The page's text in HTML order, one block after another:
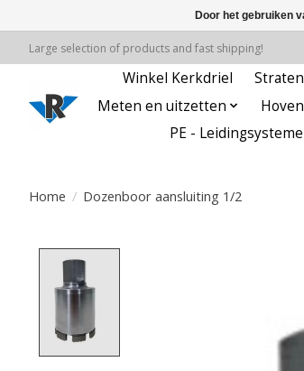
Large selection of products and fast shipping!
Winkel Kerkdriel
Meten en uitzetten
PE -
Home / Dozenboor aansluiting 1/2
Door het gebruiken